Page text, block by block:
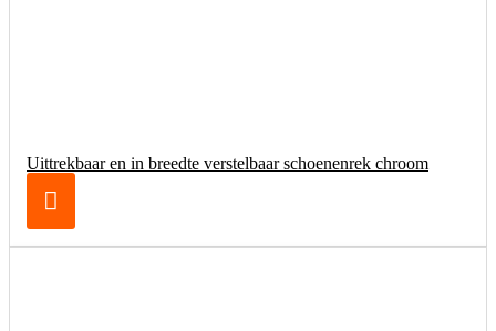
Uittrekbaar en in breedte verstelbaar schoenenrek chroom